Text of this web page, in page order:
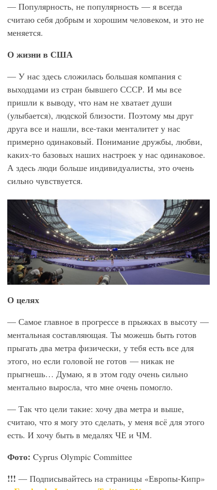
— Популярность, не популярность — я всегда
считаю себя добрым и хорошим человеком, и это не
меняется.
О жизни в США
— У нас здесь сложилась большая компания с
выходцами из стран бывшего СССР. И мы все
пришли к выводу, что нам не хватает души
(улыбается), людской близости. Поэтому мы друг
друга все и нашли, все-таки менталитет у нас
примерно одинаковый. Понимание дружбы, любви,
каких-то базовых наших настроек у нас одинаковое.
А здесь люди больше индивидуалисты, это очень
сильно чувствуется.
О целях
— Самое главное в прогрессе в прыжках в высоту —
ментальная составляющая. Ты можешь быть готов
прыгать два метра физически, у тебя есть все для
этого, но если головой не готов — никак не
прыгнешь… Думаю, я в этом году очень сильно
ментально выросла, что мне очень помогло.
— Так что цели такие: хочу два метра и выше,
считаю, что я могу это сделать, у меня всё для этого
есть. И хочу быть в медалях ЧЕ и ЧМ.
Фото: Cyprus Olympic Committee
!!! — Подписывайтесь на страницы «Европы-Кипр»